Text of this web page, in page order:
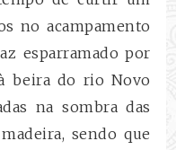
no acampamento
esparramado por
beira do rio Novo
na sombra das
sendo que